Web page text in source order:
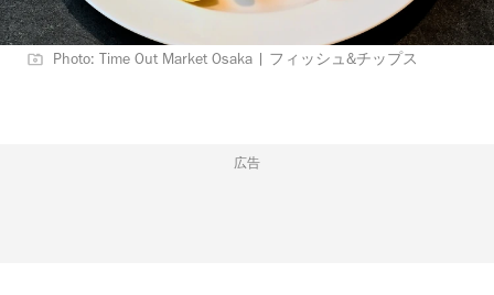
Photo: Time Out Market Osaka | フィッシュ&チップス
広告